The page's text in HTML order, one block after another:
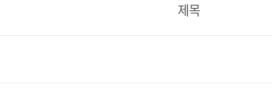
제목